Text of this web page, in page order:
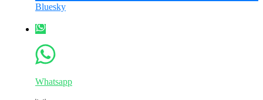
Bluesky
Whatsapp